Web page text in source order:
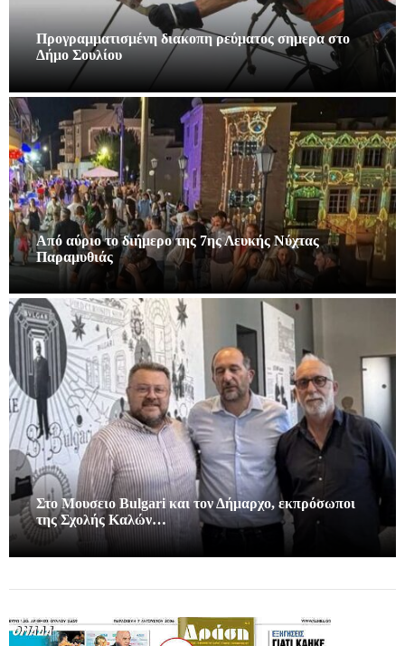
Προγραμματισμένη διακοπη ρεύματος σημερα στο
Δήμο Σουλίου
Από αύριο το διήμερο της 7ης Λευκής Νύχτας
Παραμυθιάς
Στο Μουσειο Bulgari και τον Δήμαρχο, εκπρόσωποι
της Σχολής Καλών…